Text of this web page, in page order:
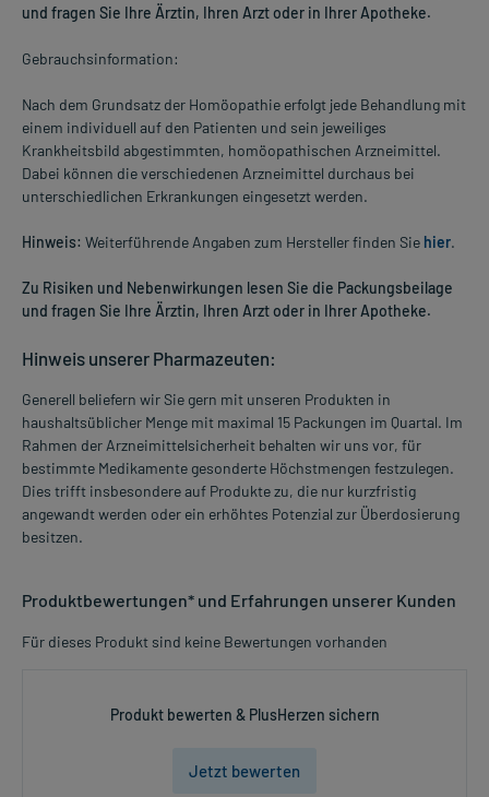
und fragen Sie Ihre Ärztin, Ihren Arzt oder in Ihrer Apotheke.
Gebrauchsinformation:
Nach dem Grundsatz der Homöopathie erfolgt jede Behandlung mit
einem individuell auf den Patienten und sein jeweiliges
Krankheitsbild abgestimmten, homöopathischen Arzneimittel.
Dabei können die verschiedenen Arzneimittel durchaus bei
unterschiedlichen Erkrankungen eingesetzt werden.
Hinweis: Weiterführende Angaben zum Hersteller finden Sie hier.
Zu Risiken und Nebenwirkungen lesen Sie die Packungsbeilage
und fragen Sie Ihre Ärztin, Ihren Arzt oder in Ihrer Apotheke.
Hinweis unserer Pharmazeuten:
Generell beliefern wir Sie gern mit unseren Produkten in
haushaltsüblicher Menge mit maximal 15 Packungen im Quartal. Im
Rahmen der Arzneimittelsicherheit behalten wir uns vor, für
bestimmte Medikamente gesonderte Höchstmengen festzulegen.
Dies trifft insbesondere auf Produkte zu, die nur kurzfristig
angewandt werden oder ein erhöhtes Potenzial zur Überdosierung
besitzen.
Produktbewertungen* und Erfahrungen unserer Kunden
Für dieses Produkt sind keine Bewertungen vorhanden
Produkt bewerten & PlusHerzen sichern
Jetzt bewerten